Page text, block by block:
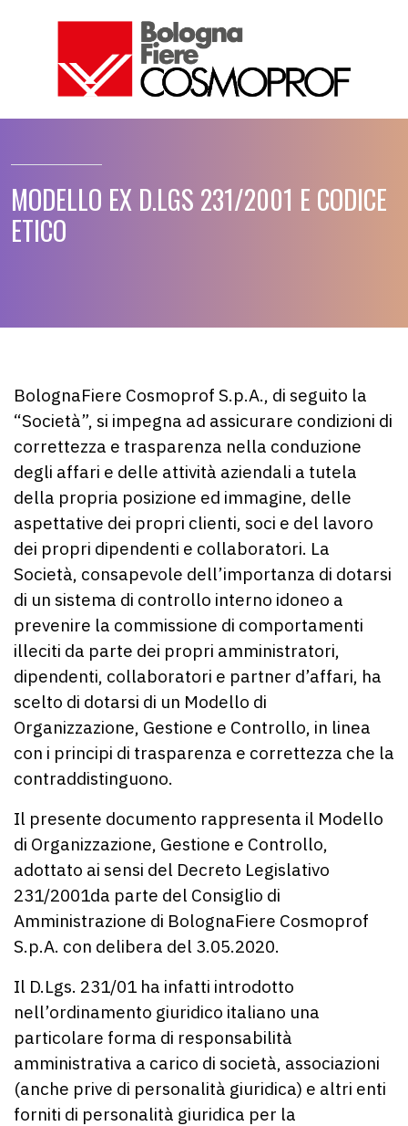
MODELLO EX D.LGS 231/2001 E CODICE
ETICO
BolognaFiere Cosmoprof S.p.A., di seguito la
“Società”, si impegna ad assicurare condizioni di
correttezza e trasparenza nella conduzione
degli affari e delle attività aziendali a tutela
della propria posizione ed immagine, delle
aspettative dei propri clienti, soci e del lavoro
dei propri dipendenti e collaboratori. La
Società, consapevole dell’importanza di dotarsi
di un sistema di controllo interno idoneo a
prevenire la commissione di comportamenti
illeciti da parte dei propri amministratori,
dipendenti, collaboratori e partner d’affari, ha
scelto di dotarsi di un Modello di
Organizzazione, Gestione e Controllo, in linea
con i principi di trasparenza e correttezza che la
contraddistinguono.
Il presente documento rappresenta il Modello
di Organizzazione, Gestione e Controllo,
adottato ai sensi del Decreto Legislativo
231/2001da parte del Consiglio di
Amministrazione di BolognaFiere Cosmoprof
S.p.A. con delibera del 3.05.2020.
Il D.Lgs. 231/01 ha infatti introdotto
nell’ordinamento giuridico italiano una
particolare forma di responsabilità
amministrativa a carico di società, associazioni
(anche prive di personalità giuridica) e altri enti
forniti di personalità giuridica per la